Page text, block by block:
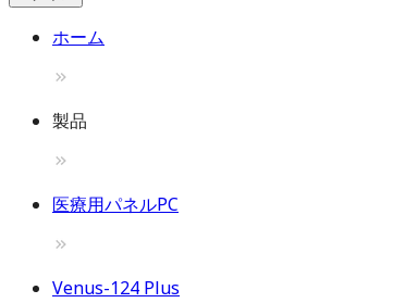
ホーム
製品
医療用パネルPC
Venus-124 Plus